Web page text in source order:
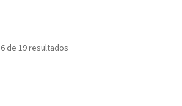
de 19 resultados